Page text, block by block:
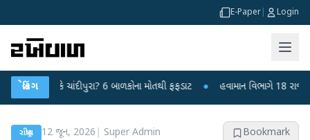
E-Paper Login
બ્રેકિંગ
કે ચાંદીપુરા? 6 બાળકોના મોતથી ફફડાટ ● હવામાન વિભાગે 18 રાજ્યો માટે
રાષ્ટ્રીય 12 જૂન, 2026 Super Admin Bookmark